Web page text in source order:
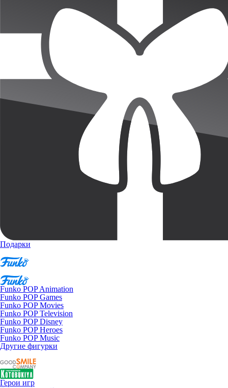
Подарки
Funko POP Animation
Funko POP Games
Funko POP Movies
Funko POP Television
Funko POP Disney
Funko POP Heroes
Funko POP Music
Другие фигурки
Герои игр